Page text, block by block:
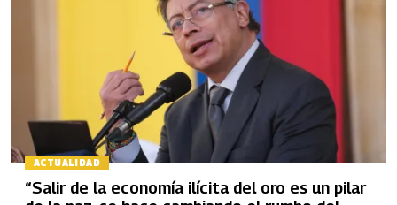
ACTUALIDAD
“Salir de la economía ilícita del oro es un pilar